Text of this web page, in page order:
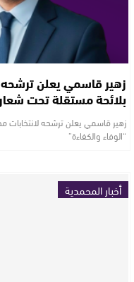
زهير قاسمي يعلن ترشحه
بلائحة مستقلة تحت
زهير قاسمي يعلن ترشحه لانتخابات
“الوفاء والكفاءة”
أخبار المحمدية